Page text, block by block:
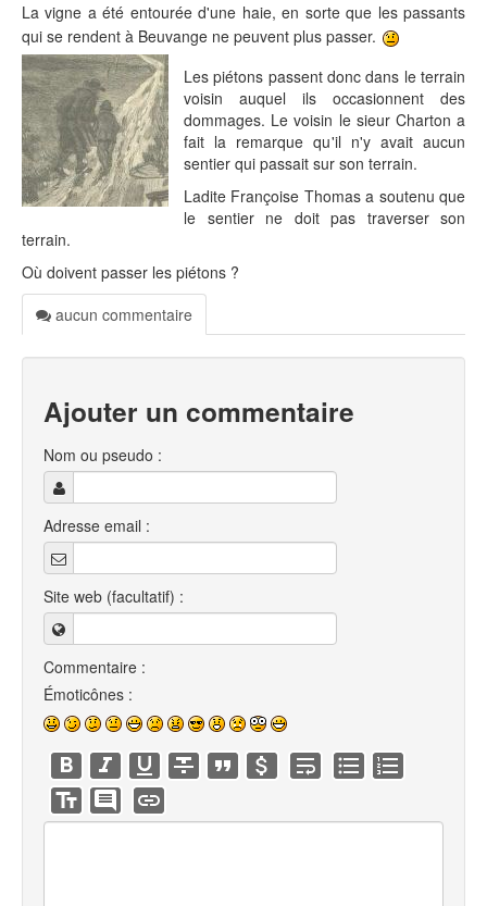
La vigne a été entourée d'une haie, en sorte que les passants
qui se rendent à Beuvange ne peuvent plus passer.
Les piétons passent donc dans le terrain
voisin auquel ils occasionnent des
dommages. Le voisin le sieur Charton a
fait la remarque qu'il n'y avait aucun
sentier qui passait sur son terrain.
Ladite Françoise Thomas a soutenu que
le sentier ne doit pas traverser son
terrain.
Où doivent passer les piétons ?
aucun commentaire
Ajouter un commentaire
Nom ou pseudo :
Adresse email :
Site web (facultatif) :
Commentaire :
Émoticônes :